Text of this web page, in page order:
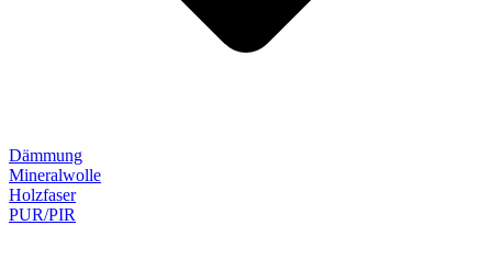
Dämmung
Mineralwolle
Holzfaser
PUR/PIR